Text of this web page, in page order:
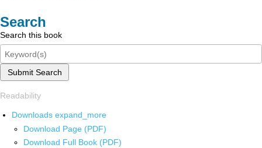
Search
Search this book
Submit Search
Readability
Downloads expand_more
Download Page (PDF)
Download Full Book (PDF)